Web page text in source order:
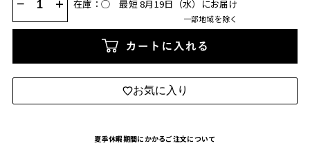
在庫：◯ 最短 8月19日（水）にお届け
一部地域を除く
カートに入れる
お気に入り
夏季休暇期間にかかるご注文について